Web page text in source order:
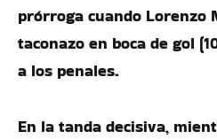
prórroga cuando Lorenzo
taconazo en boca de gol
a los penales.
En la tanda decisiva,